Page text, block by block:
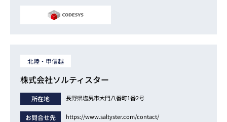
北陸・甲信越
株式会社ソルティスター
所在地 長野県塩尻市大門八番町1番2号
お問合せ先 https://www.saltyster.com/contact/